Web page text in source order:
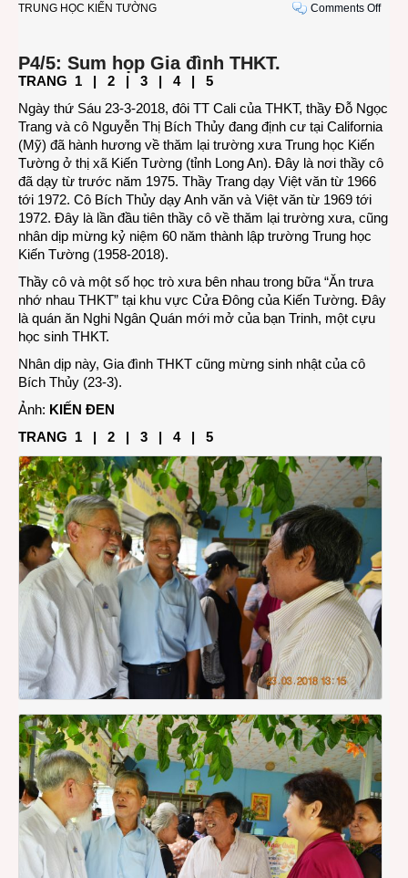
TRUNG HỌC KIẾN TƯỜNG
Comments Offon
cô
Bích
thăm
P4/5: Sum họp Gia đình THKT.
TRANG 1 | 2 | 3 | 4 | 5
Ngày thứ Sáu 23-3-2018, đôi TT Cali của THKT, thầy Đỗ Ngọc
Trang và cô Nguyễn Thị Bích Thủy đang định cư tại California
(Mỹ) đã hành hương về thăm lại trường xưa Trung học Kiến
Tường ở thị xã Kiến Tường (tỉnh Long An). Đây là nơi thầy cô
đã dạy từ trước năm 1975. Thầy Trang dạy Việt văn từ 1966
tới 1972. Cô Bích Thủy dạy Anh văn và Việt văn từ 1969 tới
1972. Đây là lần đầu tiên thầy cô về thăm lại trường xưa, cũng
nhân dịp mừng kỷ niệm 60 năm thành lập trường Trung học
Kiến Tường (1958-2018).
Thầy cô và một số học trò xưa bên nhau trong bữa “Ăn trưa
nhớ nhau THKT” tại khu vực Cửa Đông của Kiến Tường. Đây
là quán ăn Nghi Ngân Quán mới mở của bạn Trinh, một cựu
học sinh THKT.
Nhân dịp này, Gia đình THKT cũng mừng sinh nhật của cô
Bích Thủy (23-3).
Ảnh: KIẾN ĐEN
TRANG 1 | 2 | 3 | 4 | 5